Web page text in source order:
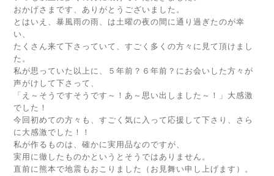
おかげさまです、ありがとうございました。
とはいえ、暴風雨の雨、は土曜の夜の間に通り過ぎたのが幸
い、
たくさん来て下さっていて、すごく多くの方々に見て頂けまし
た。
私が思っていた以上に、５年前？６年前？にお会いした方々が
声がけして下さって、
「え～そうですそうです～！あ～思い出しました～！」大感激
でした！
今回初めての方々も、すごく気に入って応援して下さり、さら
に大感激でした！！
私が作るものは、確かに実用品なのですが、
実用に徹したものかというとそうではありません。
直前に熊本で地震もおこりました（お見舞い申し上げます）。